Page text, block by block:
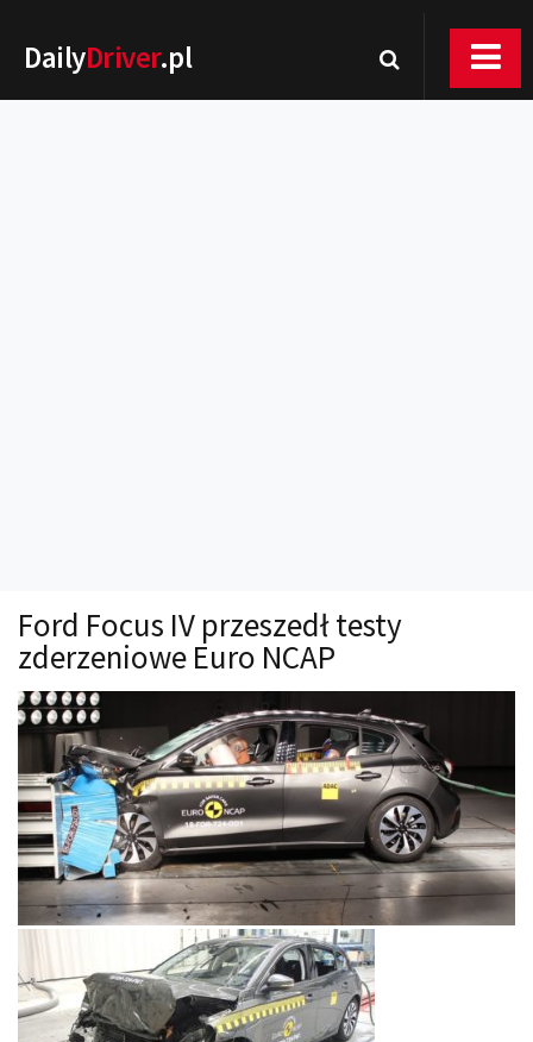
DailyDriver.pl
Technika jazdy
Oświetlenie
Kalkulatory
Przelicznik mocy
Auto z niemiec
Galerie
Ford Focus IV przeszedł testy
zderzeniowe Euro NCAP